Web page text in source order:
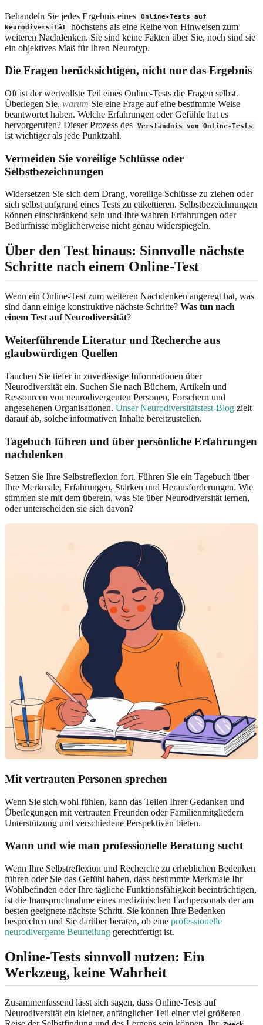
Behandeln Sie jedes Ergebnis eines
Online-Tests auf
Neurodiversität
höchstens als eine Reihe von Hinweisen zum
weiteren Nachdenken. Sie sind keine Fakten über Sie, noch sind sie
ein objektives Maß für Ihren Neurotyp.
Die Fragen berücksichtigen, nicht nur das Ergebnis
Oft ist der wertvollste Teil eines Online-Tests die Fragen selbst.
Überlegen Sie, warum Sie eine Frage auf eine bestimmte Weise
beantwortet haben. Welche Erfahrungen oder Gefühle hat es
hervorgerufen? Dieser Prozess des
Verständnis von Online-Tests
ist wichtiger als jede Punktzahl.
Vermeiden Sie voreilige Schlüsse oder
Selbstbezeichnungen
Widersetzen Sie sich dem Drang, voreilige Schlüsse zu ziehen oder
sich selbst aufgrund eines Tests zu etikettieren. Selbstbezeichnungen
können einschränkend sein und Ihre wahren Erfahrungen oder
Bedürfnisse möglicherweise nicht genau widerspiegeln.
Über den Test hinaus: Sinnvolle nächste
Schritte nach einem Online-Test
Wenn ein Online-Test zum weiteren Nachdenken angeregt hat, was
sind dann einige konstruktive nächste Schritte? Was tun nach
einem Test auf Neurodiversität?
Weiterführende Literatur und Recherche aus
glaubwürdigen Quellen
Tauchen Sie tiefer in zuverlässige Informationen über
Neurodiversität ein. Suchen Sie nach Büchern, Artikeln und
Ressourcen von neurodivergenten Personen, Forschern und
angesehenen Organisationen. Unser Neurodiversitätstest-Blog zielt
darauf ab, solche informativen Inhalte bereitzustellen.
Tagebuch führen und über persönliche Erfahrungen
nachdenken
Setzen Sie Ihre Selbstreflexion fort. Führen Sie ein Tagebuch über
Ihre Merkmale, Erfahrungen, Stärken und Herausforderungen. Wie
stimmen sie mit dem überein, was Sie über Neurodiversität lernen,
oder unterscheiden sie sich davon?
Mit vertrauten Personen sprechen
Wenn Sie sich wohl fühlen, kann das Teilen Ihrer Gedanken und
Überlegungen mit vertrauten Freunden oder Familienmitgliedern
Unterstützung und verschiedene Perspektiven bieten.
Wann und wie man professionelle Beratung sucht
Wenn Ihre Selbstreflexion und Recherche zu erheblichen Bedenken
führen oder Sie das Gefühl haben, dass bestimmte Merkmale Ihr
Wohlbefinden oder Ihre tägliche Funktionsfähigkeit beeinträchtigen,
ist die Inanspruchnahme eines medizinischen Fachpersonals der am
besten geeignete nächste Schritt. Sie können Ihre Bedenken
besprechen und Sie darüber beraten, ob eine professionelle
neurodivergente Beurteilung gerechtfertigt ist.
Online-Tests sinnvoll nutzen: Ein
Werkzeug, keine Wahrheit
Zusammenfassend lässt sich sagen, dass Online-Tests auf
Neurodiversität ein kleiner, anfänglicher Teil einer viel größeren